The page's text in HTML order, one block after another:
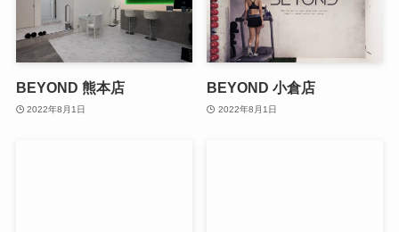
BEYOND 熊本店
2022年8月1日
BEYOND 小倉店
2022年8月1日